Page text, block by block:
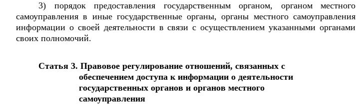
3) порядок предоставления государственным органом, органом местного
самоуправления в иные государственные органы, органы местного самоуправления
информации о своей деятельности в связи с осуществлением указанными органами
своих полномочий.
Статья 3. Правовое регулирование отношений, связанных с
обеспечением доступа к информации о деятельности
государственных органов и органов местного
самоуправления